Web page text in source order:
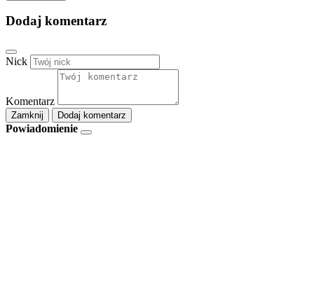
Dodaj komentarz
Nick
Komentarz
Zamknij Dodaj komentarz
Powiadomienie